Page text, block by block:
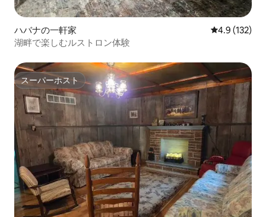
ハバナの一軒家 レビュー132
4.9 (132)
湖畔で楽しむルストロン体験
スーパーホスト
スーパーホスト